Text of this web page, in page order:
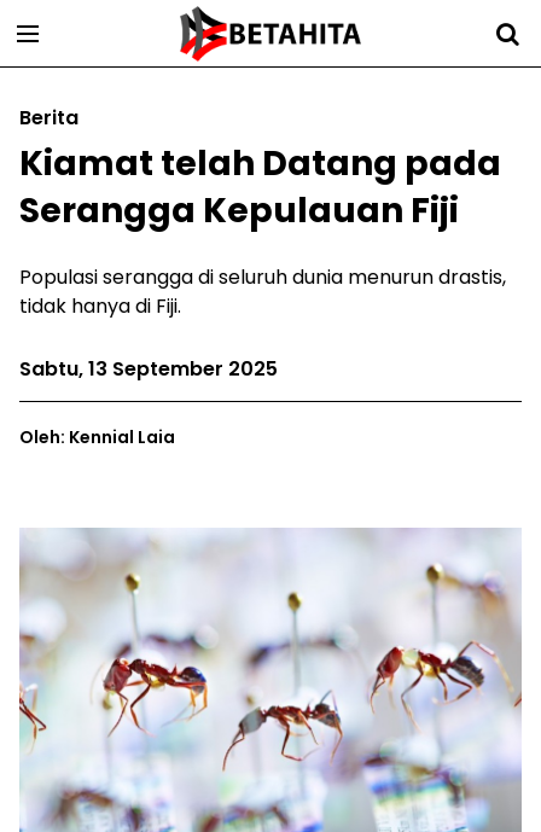
Berita
Kiamat telah Datang pada
Serangga Kepulauan Fiji
Populasi serangga di seluruh dunia menurun drastis,
tidak hanya di Fiji.
Sabtu, 13 September 2025
Oleh: Kennial Laia